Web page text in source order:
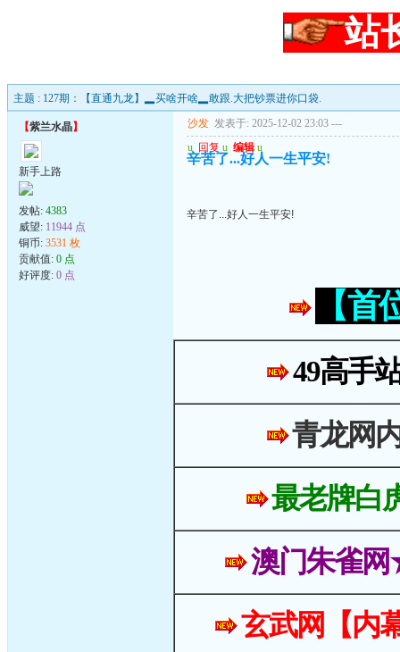
站
主题 : 127期：【直通九龙】▂买啥开啥▂敢跟.大把钞票进你口袋.
【紫兰水晶】
新手上路
发帖: 4383
威望: 11944 点
铜币: 3531 枚
贡献值: 0 点
好评度: 0 点
沙发 发表于: 2025-12-02 23:03 ---
u 回复 u 编辑 u
辛苦了...好人一生平安!
辛苦了...好人一生平安!
【
49高手
青龙网
最老牌白
澳门朱雀
玄武网【内